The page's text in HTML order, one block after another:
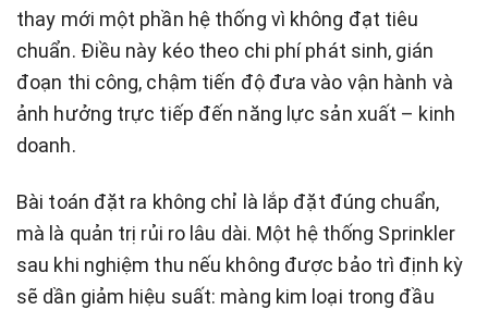
thay mới một phần hệ thống vì không đạt tiêu
chuẩn. Điều này kéo theo chi phí phát sinh, gián
đoạn thi công, chậm tiến độ đưa vào vận hành và
ảnh hưởng trực tiếp đến năng lực sản xuất – kinh
doanh.
Bài toán đặt ra không chỉ là lắp đặt đúng chuẩn,
mà là quản trị rủi ro lâu dài. Một hệ thống Sprinkler
sau khi nghiệm thu nếu không được bảo trì định kỳ
sẽ dần giảm hiệu suất: màng kim loại trong đầu